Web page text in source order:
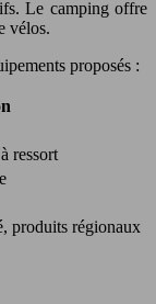
Le camping offre
vélos.
proposés :
ressort
produits régionaux